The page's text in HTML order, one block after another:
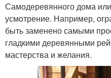
Самодеревянного дома
усмотрение. Например,
быть заменено самыми
гладкими деревянными
мастерства и желания.